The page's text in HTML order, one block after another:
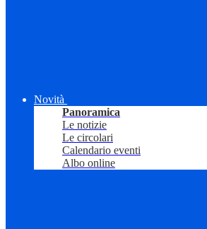
Novità
Panoramica
Le notizie
Le circolari
Calendario eventi
Albo online